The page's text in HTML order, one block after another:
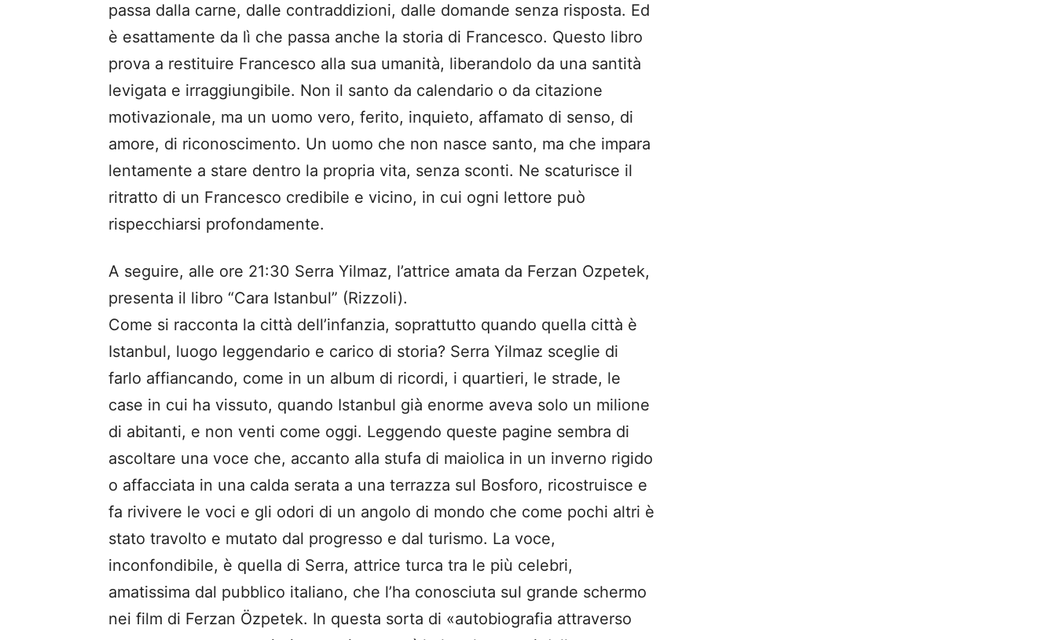
passa dalla carne, dalle contraddizioni, dalle domande senza risposta. Ed
è esattamente da lì che passa anche la storia di Francesco. Questo libro
prova a restituire Francesco alla sua umanità, liberandolo da una santità
levigata e irraggiungibile. Non il santo da calendario o da citazione
motivazionale, ma un uomo vero, ferito, inquieto, affamato di senso, di
amore, di riconoscimento. Un uomo che non nasce santo, ma che impara
lentamente a stare dentro la propria vita, senza sconti. Ne scaturisce il
ritratto di un Francesco credibile e vicino, in cui ogni lettore può
rispecchiarsi profondamente.
A seguire, alle ore 21:30 Serra Yilmaz, l’attrice amata da Ferzan Ozpetek,
presenta il libro “Cara Istanbul” (Rizzoli).
Come si racconta la città dell’infanzia, soprattutto quando quella città è
Istanbul, luogo leggendario e carico di storia? Serra Yilmaz sceglie di
farlo affiancando, come in un album di ricordi, i quartieri, le strade, le
case in cui ha vissuto, quando Istanbul già enorme aveva solo un milione
di abitanti, e non venti come oggi. Leggendo queste pagine sembra di
ascoltare una voce che, accanto alla stufa di maiolica in un inverno rigido
o affacciata in una calda serata a una terrazza sul Bosforo, ricostruisce e
fa rivivere le voci e gli odori di un angolo di mondo che come pochi altri è
stato travolto e mutato dal progresso e dal turismo. La voce,
inconfondibile, è quella di Serra, attrice turca tra le più celebri,
amatissima dal pubblico italiano, che l’ha conosciuta sul grande schermo
nei film di Ferzan Özpetek. In questa sorta di «autobiografia attraverso